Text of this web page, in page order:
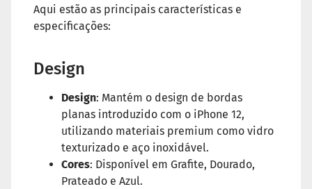
Aqui estão as principais características e
especificações:
Design
Design: Mantém o design de bordas
planas introduzido com o iPhone 12,
utilizando materiais premium como vidro
texturizado e aço inoxidável.
Cores: Disponível em Grafite, Dourado,
Prateado e Azul.